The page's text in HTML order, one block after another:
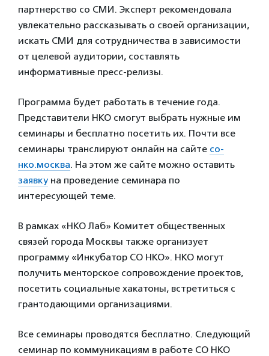
партнерство со СМИ. Эксперт рекомендовала
увлекательно рассказывать о своей организации,
искать СМИ для сотрудничества в зависимости
от целевой аудитории, составлять
информативные пресс-релизы.
Программа будет работать в течение года.
Представители НКО смогут выбрать нужные им
семинары и бесплатно посетить их. Почти все
семинары транслируют онлайн на сайте со-
нко.москва. На этом же сайте можно оставить
заявку на проведение семинара по
интересующей теме.
В рамках «НКО Лаб» Комитет общественных
связей города Москвы также организует
программу «Инкубатор СО НКО». НКО могут
получить менторское сопровождение проектов,
посетить социальные хакатоны, встретиться с
грантодающими организациями.
Все семинары проводятся бесплатно. Следующий
семинар по коммуникациям в работе СО НКО